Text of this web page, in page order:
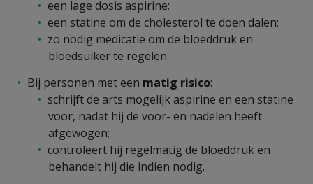
een lage dosis aspirine;
een statine om de cholesterol te doen dalen;
zo nodig medicatie om de bloeddruk en
bloedsuiker te regelen.
Bij personen met een matig risico:
schrijft de arts mogelijk aspirine en een statine
voor, nadat hij de voor- en nadelen heeft
afgewogen;
controleert hij regelmatig de bloeddruk en
behandelt hij die indien nodig.